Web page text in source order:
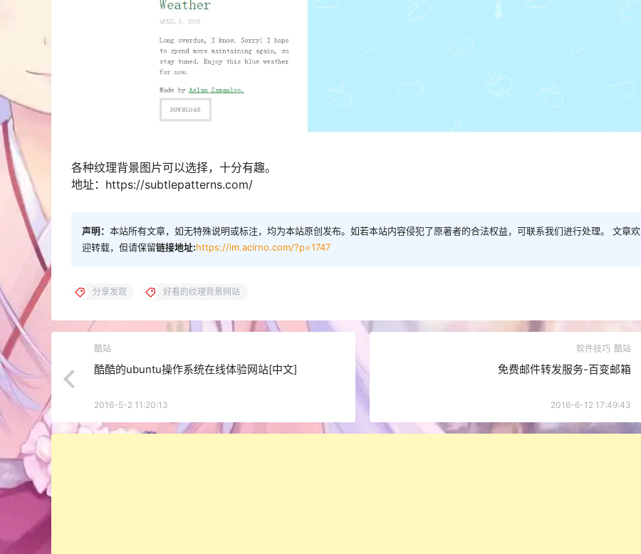
各种纹理背景图片可以选择，十分有趣。
地址：https://subtlepatterns.com/
声明： 本站所有文章，如无特殊说明或标注，均为本站原创发布。如若本站内容侵犯了原著者的合法权益，可联系我们进行处理。 文章欢
迎转载，但请保留链接地址:https://im.acirno.com/?p=1747
分享发现 好看的纹理背景网站
酷站
酷酷的ubuntu操作系统在线体验网站[中文]
2016-5-2 11:20:13
软件技巧 酷站
免费邮件转发服务-百变邮箱
2016-6-12 17:49:43